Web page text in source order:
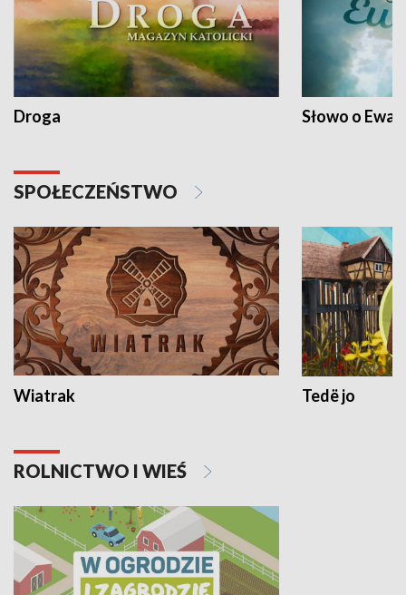
Droga Słowo o
SPOŁECZEŃSTWO
Wiatrak Tedë jo
ROLNICTWO I WIEŚ